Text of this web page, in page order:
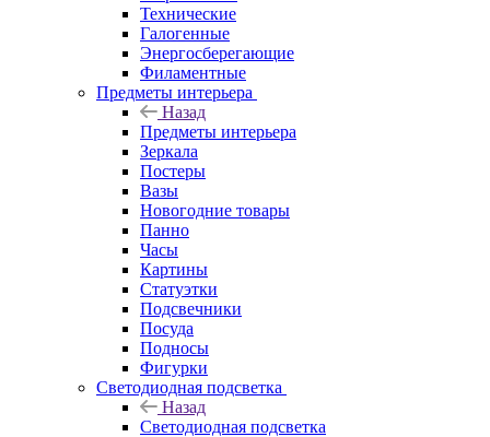
Технические
Галогенные
Энергосберегающие
Филаментные
Предметы интерьера
Назад
Предметы интерьера
Зеркала
Постеры
Вазы
Новогодние товары
Панно
Часы
Картины
Статуэтки
Подсвечники
Посуда
Подносы
Фигурки
Светодиодная подсветка
Назад
Светодиодная подсветка